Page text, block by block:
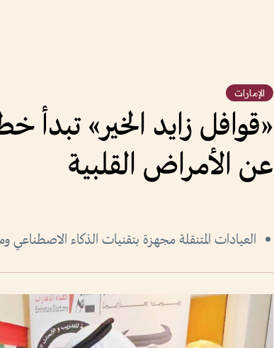
الإمارات
«قوافل زايد الخير»
عن الأمراض القلبية
العيادات المتنقلة مجهزة بتقنيات الذكاء الاصطناعي